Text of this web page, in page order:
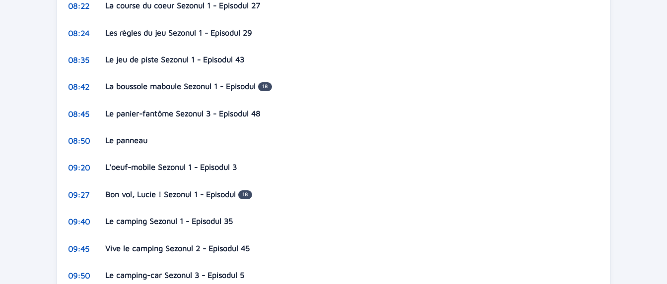
08:22 La course du coeur Sezonul 1 - Episodul 27
08:24 Les règles du jeu Sezonul 1 - Episodul 29
08:35 Le jeu de piste Sezonul 1 - Episodul 43
08:42 La boussole maboule Sezonul 1 - Episodul 18
08:45 Le panier-fantôme Sezonul 3 - Episodul 48
08:50 Le panneau
09:20 L'oeuf-mobile Sezonul 1 - Episodul 3
09:27 Bon vol, Lucie ! Sezonul 1 - Episodul 18
09:40 Le camping Sezonul 1 - Episodul 35
09:45 Vive le camping Sezonul 2 - Episodul 45
09:50 Le camping-car Sezonul 3 - Episodul 5